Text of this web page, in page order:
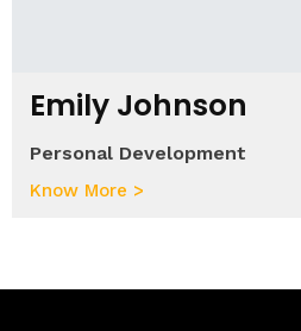
Emily Johnson
Personal Development
Know More >